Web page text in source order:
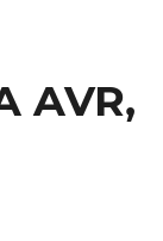
AVR,